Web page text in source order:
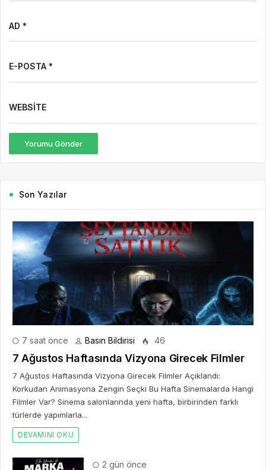
AD *
E-POSTA *
WEBSITE
Yorumu Gönder
Son Yazılar
7 saat önce Basın Bildirisi 46
7 Ağustos Haftasında Vizyona Girecek Filmler
7 Ağustos Haftasında Vizyona Girecek Filmler Açıklandı:
Korkudan Animasyona Zengin Seçki Bu Hafta Sinemalarda Hangi
Filmler Var? Sinema salonlarında yeni hafta, birbirinden farklı
türlerde yapımlarla...
DEVAMINI OKU
2 gün önce